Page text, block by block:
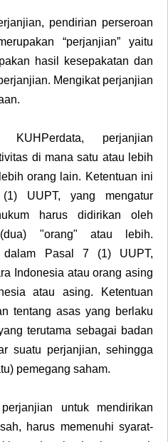
pendirian perseroan
“perjanjian” yaitu
hasil kesepakatan dan
Mengikat perjanjian
perjanjian
di mana satu atau lebih
orang lain. Ketentuan ini
UUPT, yang mengatur
harus didirikan oleh
"orang" atau lebih.
dalam Pasal 7 (1) UUPT,
Indonesia atau orang asing
atau asing. Ketentuan
tentang asas yang berlaku
terutama sebagai badan
suatu perjanjian, sehingga
pemegang saham.
untuk mendirikan
harus memenuhi syarat-